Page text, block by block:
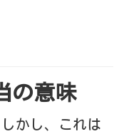
の意味
かし、これは